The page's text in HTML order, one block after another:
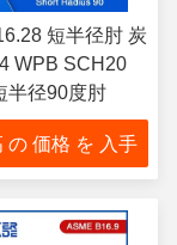
短半径肘 炭
WPB SCH20
半径90度肘
の 価格 を 入手